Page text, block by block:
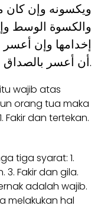
ويكسونه وإن
والكسوة الوسط
إخدامها وإن أعسر
أن أعسر بالصداق قبل الدخول.
wajib atas
orang tua maka
Fakir dan tertekan.
tiga syarat: 1.
3. Fakir dan gila.
adalah wajib.
melakukan hal